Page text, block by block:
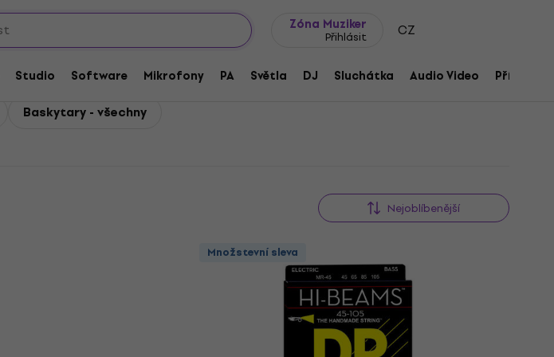
Zóna Muziker
Přihlásit CZ
Studio Software Mikrofony PA Světla DJ Sluchátka Audio Video
Baskytary - všechny
Nejoblíbenější
Množstevní sleva